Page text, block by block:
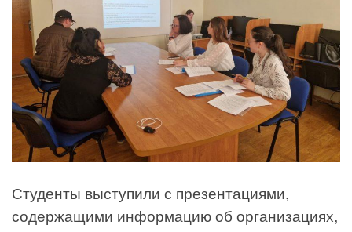
Студенты выступили с презентациями,
содержащими информацию об организациях,